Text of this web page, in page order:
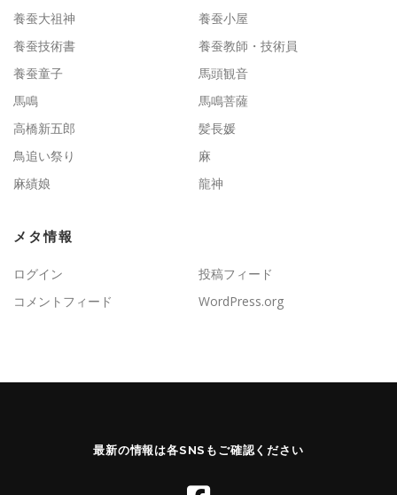
養蚕大祖神
養蚕小屋
養蚕技術書
養蚕教師・技術員
養蚕童子
馬頭観音
馬鳴
馬鳴菩薩
高橋新五郎
髪長媛
鳥追い祭り
麻
麻績娘
龍神
メタ情報
ログイン
投稿フィード
コメントフィード
WordPress.org
最新の情報は各SNSもご確認ください